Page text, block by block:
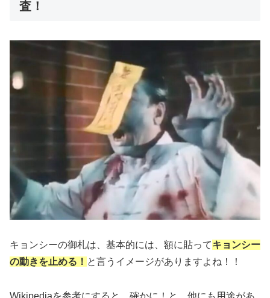
査！
キョンシーの御札は、基本的には、額に貼ってキョンシー
の動きを止める！ と言うイメージがありますよね！！
Wikipediaを参考にすると、確かに！と、他にも用途があ